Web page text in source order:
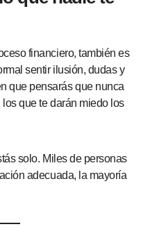
financiero, también es
sentir ilusión, dudas y
que pensarás que nunca
que te darán miedo los
solo. Miles de personas
adecuada, la mayoría